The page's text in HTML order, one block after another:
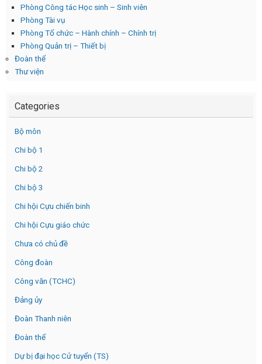
Phòng Công tác Học sinh – Sinh viên
Phòng Tài vụ
Phòng Tổ chức – Hành chính – Chính trị
Phòng Quản trị – Thiết bị
Đoàn thể
Thư viện
Categories
Bộ môn
Chi bộ 1
Chi bộ 2
Chi bộ 3
Chi hội Cựu chiến binh
Chi hội Cựu giáo chức
Chưa có chủ đề
Công đoàn
Công văn (TCHC)
Đảng ủy
Đoàn Thanh niên
Đoàn thể
Dự bị đại học Cử tuyển (TS)